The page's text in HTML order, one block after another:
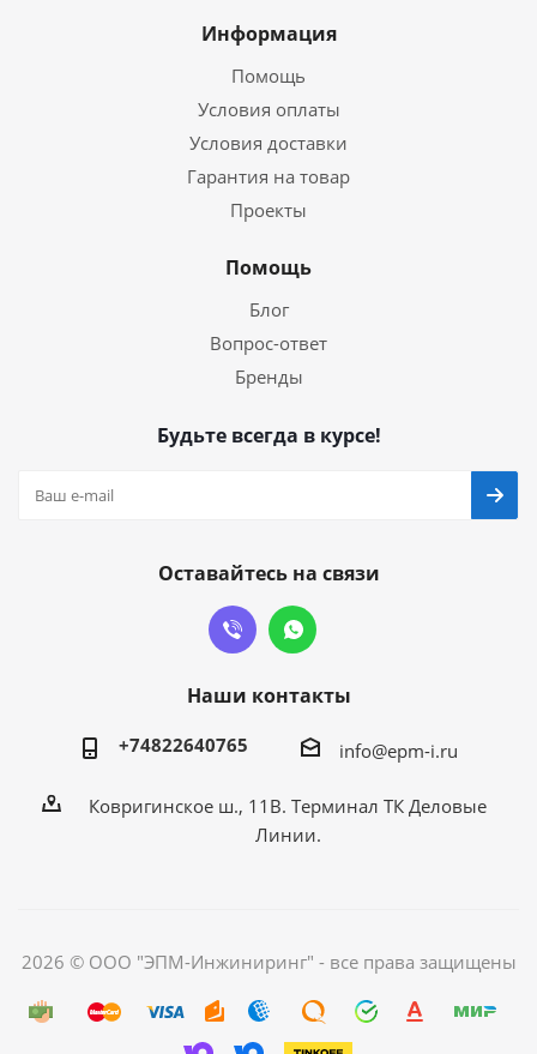
Информация
Помощь
Условия оплаты
Условия доставки
Гарантия на товар
Проекты
Помощь
Блог
Вопрос-ответ
Бренды
Будьте всегда в курсе!
Оставайтесь на связи
Наши контакты
+74822640765 info@epm-i.ru
Ковригинское ш., 11В. Терминал ТК Деловые
Линии.
2026 © ООО "ЭПМ-Инжиниринг" - все права защищены